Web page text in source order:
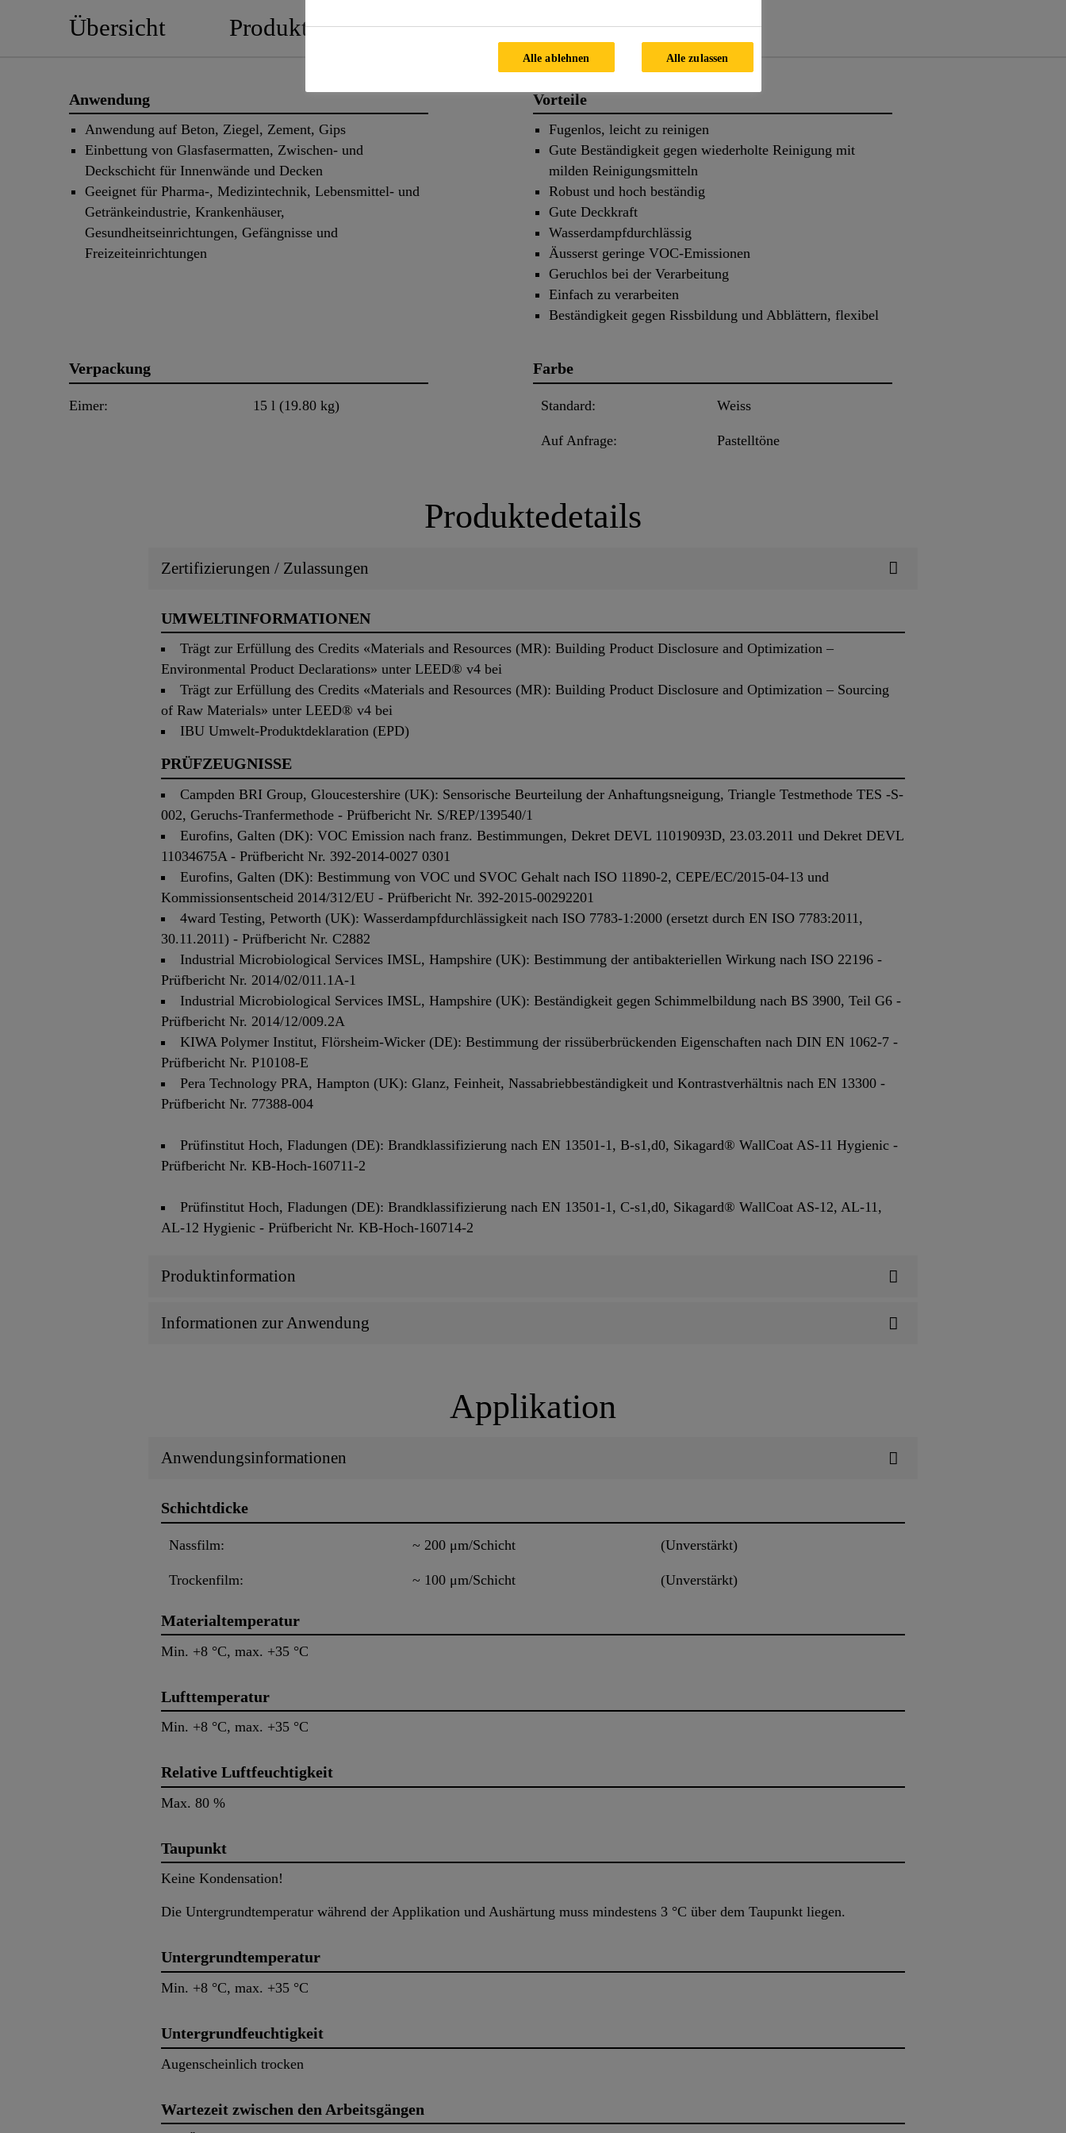
Übersicht Produktedetails Applikation Dokumente
Anwendung
Anwendung auf Beton, Ziegel, Zement, Gips
Einbettung von Glasfasermatten, Zwischen- und
Deckschicht für Innenwände und Decken
Geeignet für Pharma-, Medizintechnik, Lebensmittel- und
Getränkeindustrie, Krankenhäuser,
Gesundheitseinrichtungen, Gefängnisse und
Freizeiteinrichtungen
Vorteile
Fugenlos, leicht zu reinigen
Gute Beständigkeit gegen wiederholte Reinigung mit
milden Reinigungsmitteln
Robust und hoch beständig
Gute Deckkraft
Wasserdampfdurchlässig
Äusserst geringe VOC-Emissionen
Geruchlos bei der Verarbeitung
Einfach zu verarbeiten
Beständigkeit gegen Rissbildung und Abblättern, flexibel
Verpackung
Eimer: 15 l (19.80 kg)
Farbe
Standard: Weiss
Auf Anfrage: Pastelltöne
Produktedetails
Zertifizierungen / Zulassungen
UMWELTINFORMATIONEN
Trägt zur Erfüllung des Credits «Materials and Resources (MR): Building Product Disclosure and Optimization –
Environmental Product Declarations» unter LEED® v4 bei
Trägt zur Erfüllung des Credits «Materials and Resources (MR): Building Product Disclosure and Optimization – Sourcing
of Raw Materials» unter LEED® v4 bei
IBU Umwelt-Produktdeklaration (EPD)
PRÜFZEUGNISSE
Campden BRI Group, Gloucestershire (UK): Sensorische Beurteilung der Anhaftungsneigung, Triangle Testmethode TES -S-
002, Geruchs-Tranfermethode - Prüfbericht Nr. S/REP/139540/1
Eurofins, Galten (DK): VOC Emission nach franz. Bestimmungen, Dekret DEVL 11019093D, 23.03.2011 und Dekret DEVL
11034675A - Prüfbericht Nr. 392-2014-0027 0301
Eurofins, Galten (DK): Bestimmung von VOC und SVOC Gehalt nach ISO 11890-2, CEPE/EC/2015-04-13 und
Kommissionsentscheid 2014/312/EU - Prüfbericht Nr. 392-2015-00292201
4ward Testing, Petworth (UK): Wasserdampfdurchlässigkeit nach ISO 7783-1:2000 (ersetzt durch EN ISO 7783:2011,
30.11.2011) - Prüfbericht Nr. C2882
Industrial Microbiological Services IMSL, Hampshire (UK): Bestimmung der antibakteriellen Wirkung nach ISO 22196 -
Prüfbericht Nr. 2014/02/011.1A-1
Industrial Microbiological Services IMSL, Hampshire (UK): Beständigkeit gegen Schimmelbildung nach BS 3900, Teil G6 -
Prüfbericht Nr. 2014/12/009.2A
KIWA Polymer Institut, Flörsheim-Wicker (DE): Bestimmung der rissüberbrückenden Eigenschaften nach DIN EN 1062-7 -
Prüfbericht Nr. P10108-E
Pera Technology PRA, Hampton (UK): Glanz, Feinheit, Nassabriebbeständigkeit und Kontrastverhältnis nach EN 13300 -
Prüfbericht Nr. 77388-004
Prüfinstitut Hoch, Fladungen (DE): Brandklassifizierung nach EN 13501-1, B-s1,d0, Sikagard® WallCoat AS-11 Hygienic -
Prüfbericht Nr. KB-Hoch-160711-2
Prüfinstitut Hoch, Fladungen (DE): Brandklassifizierung nach EN 13501-1, C-s1,d0, Sikagard® WallCoat AS-12, AL-11,
AL-12 Hygienic - Prüfbericht Nr. KB-Hoch-160714-2
Produktinformation
Informationen zur Anwendung
Applikation
Anwendungsinformationen
Schichtdicke
Nassfilm: ~ 200 μm/Schicht (Unverstärkt)
Trockenfilm: ~ 100 μm/Schicht (Unverstärkt)
Materialtemperatur
Min. +8 °C, max. +35 °C
Lufttemperatur
Min. +8 °C, max. +35 °C
Relative Luftfeuchtigkeit
Max. 80 %
Taupunkt
Keine Kondensation!
Die Untergrundtemperatur während der Applikation und Aushärtung muss mindestens 3 °C über dem Taupunkt liegen.
Untergrundtemperatur
Min. +8 °C, max. +35 °C
Untergrundfeuchtigkeit
Augenscheinlich trocken
Wartezeit zwischen den Arbeitsgängen
Alle ablehnen Alle zulassen